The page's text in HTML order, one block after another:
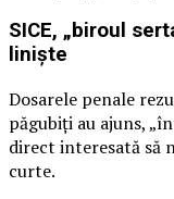
SICE, „biroul
liniște
Dosarele penale
păgubiți au ajuns,
direct interesată să
curte.